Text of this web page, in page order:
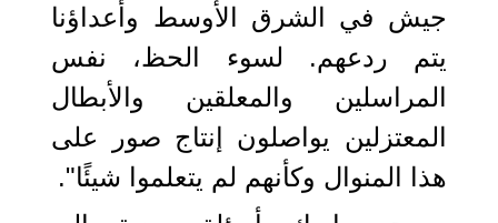
جيش في الشرق الأوسط وأعداؤنا
يتم ردعهم. لسوء الحظ، نفس
المراسلين والمعلقين والأبطال
المعتزلين يواصلون إنتاج صور على
هذا المنوال وكأنهم لم يتعلموا شيئًا".